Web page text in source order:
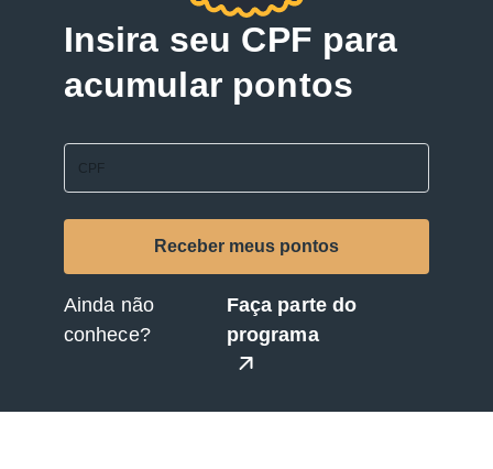
Insira seu CPF para
acumular pontos
Ainda não
conhece?
Faça parte do
programa